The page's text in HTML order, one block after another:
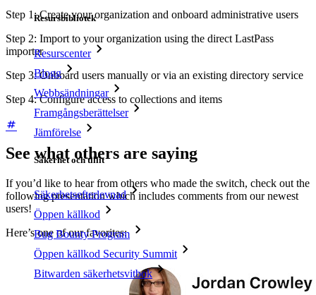
Resursbibliotek
Resurscenter
Blogg
Webbsändningar
Framgångsberättelser
Jämförelse
Säkerhet och tillit
Säkerhetsefterlevnad
Öppen källkod
Bug Bounty Program
Öppen källkod Security Summit
Bitwarden säkerhetsvitbok
Step 1: Create your organization and onboard administrative users
Step 2: Import to your organization using the direct LastPass
importer
Step 3: Onboard users manually or via an existing directory service
Step 4: Configure access to collections and items
See what others are saying
If you’d like to hear from others who made the switch, check out the
following presentation which includes comments from our newest
users!
Here’s one of our favorites: